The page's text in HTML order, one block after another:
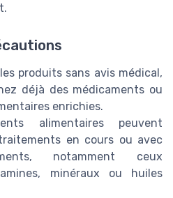
produits sans avis médical,
déjà des médicaments ou
enrichies.
alimentaires peuvent
en cours ou avec
notamment ceux
minéraux ou huiles